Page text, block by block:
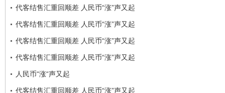
代客结售汇重回顺差 人民币“涨”声又起
代客结售汇重回顺差 人民币“涨”声又起
代客结售汇重回顺差 人民币“涨”声又起
代客结售汇重回顺差 人民币“涨”声又起
人民币“涨“声又起
代客结售汇重回顺差 人民币“涨”声又起